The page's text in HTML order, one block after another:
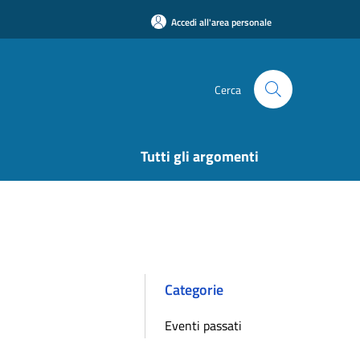
Accedi all'area personale
Cerca
Tutti gli argomenti
Categorie
Eventi passati